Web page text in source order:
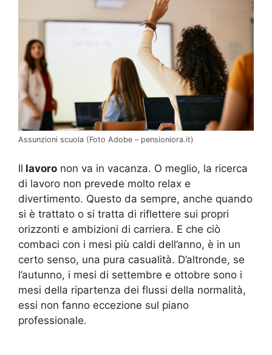
Assunzioni scuola (Foto Adobe – pensioniora.it)
Il lavoro non va in vacanza. O meglio, la ricerca
di lavoro non prevede molto relax e
divertimento. Questo da sempre, anche quando
si è trattato o si tratta di riflettere sui propri
orizzonti e ambizioni di carriera. E che ciò
combaci con i mesi più caldi dell’anno, è in un
certo senso, una pura casualità. D’altronde, se
l’autunno, i mesi di settembre e ottobre sono i
mesi della ripartenza dei flussi della normalità,
essi non fanno eccezione sul piano
professionale.